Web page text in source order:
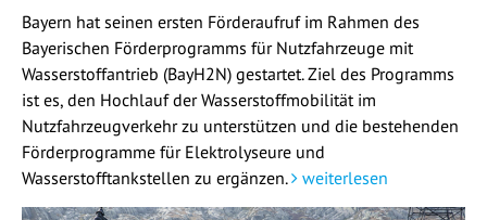
Bayern hat seinen ersten Förderaufruf im Rahmen des
Bayerischen Förderprogramms für Nutzfahrzeuge mit
Wasserstoffantrieb (BayH2N) gestartet. Ziel des Programms
ist es, den Hochlauf der Wasserstoffmobilität im
Nutzfahrzeugverkehr zu unterstützen und die bestehenden
Förderprogramme für Elektrolyseure und
Wasserstofftankstellen zu ergänzen.
weiterlesen